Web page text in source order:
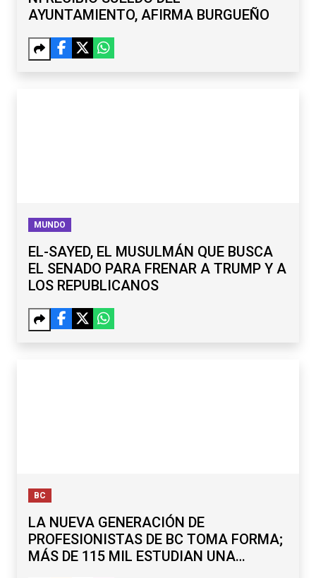
AYUNTAMIENTO, AFIRMA BURGUEÑO
MUNDO
EL-SAYED, EL MUSULMÁN QUE BUSCA
EL SENADO PARA FRENAR A TRUMP Y A
LOS REPUBLICANOS
BC
LA NUEVA GENERACIÓN DE
PROFESIONISTAS DE BC TOMA FORMA;
MÁS DE 115 MIL ESTUDIAN UNA